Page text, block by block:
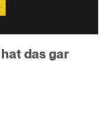
das gar